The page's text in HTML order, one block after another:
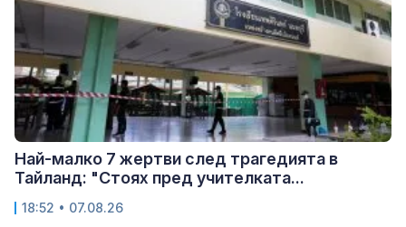
Най-малко 7 жертви след трагедията в
Тайланд: "Стоях пред учителката...
18:52 • 07.08.26